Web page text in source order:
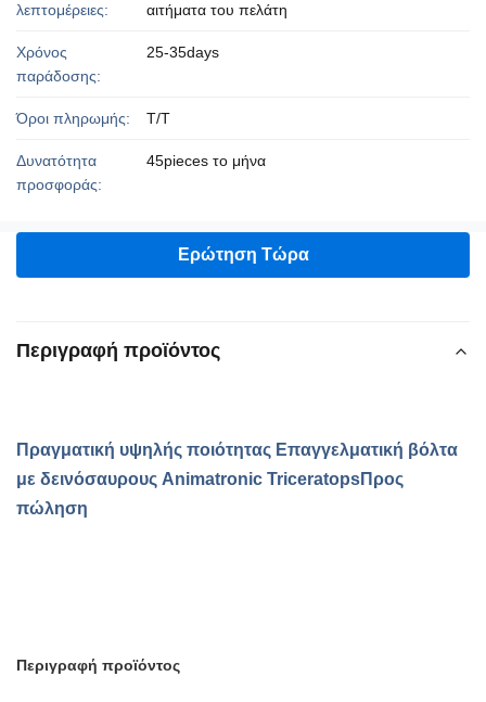
λεπτομέρειες:
αιτήματα του πελάτη
Χρόνος
παράδοσης:
25-35days
Όροι πληρωμής: T/T
Δυνατότητα
προσφοράς:
45pieces το μήνα
Ερώτηση Τώρα
Περιγραφή προϊόντος
Πραγματική υψηλής ποιότητας Επαγγελματική βόλτα
με δεινόσαυρους Animatronic TriceratopsΠρος
πώληση
Περιγραφή προϊόντος